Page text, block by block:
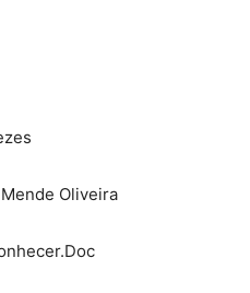
Oliveira